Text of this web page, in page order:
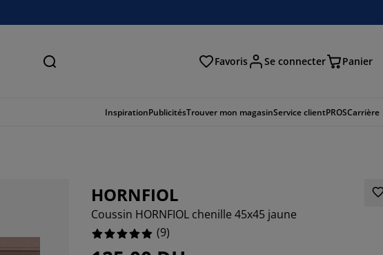
Chercher Favoris Se connecter Panier
InspirationPublicitésTrouver mon magasinService clientPROSCarrière
HORNFIOL
Coussin HORNFIOL chenille 45x45 jaune
(9)